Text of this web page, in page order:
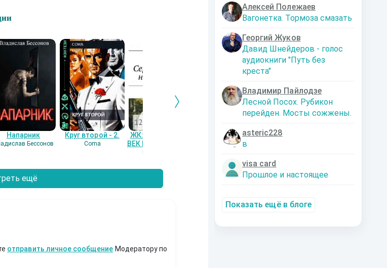
Алексей Полежаев
Вагонетка. Тормоза смазать
Георгий Жуков
Давид Шнейдеров - голос
аудиокниги "Путь без
креста"
Владимир Пайлодзе
Лесной Посох. Рубикон
перейден. Мосты сожжены.
asteric228
в
visa card
Прошлое и настоящее
Показать ещё в блоге
Напарник
Бессонов
Круг второй - 2.
Coma
ЖК: СЕРЕБРЯНЫЙ
ВЕК НАШЕЙ ЛЮБВИ
Гость-121359
Дальняя
экспедиция
Александрович
Кто я? Или как
ещё
отправить личное сообщение Модератору по